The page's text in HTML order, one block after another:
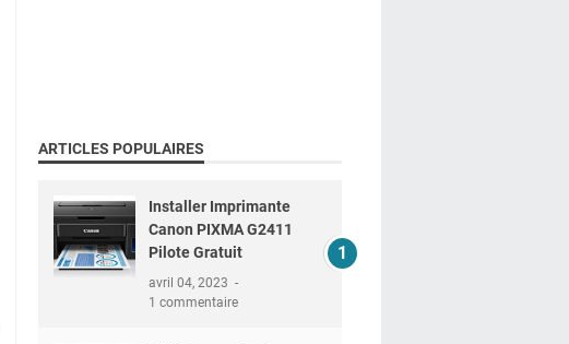
ARTICLES POPULAIRES
Installer Imprimante
Canon PIXMA G2411
Pilote Gratuit
avril 04, 2023
1 commentaire